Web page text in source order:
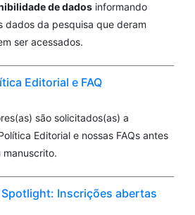
de dados informando
dados da pesquisa que deram
ser acessados.
Editorial e FAQ
são solicitados(as) a
Editorial e nossas FAQs antes
manuscrito.
Spotlight: Inscrições abertas